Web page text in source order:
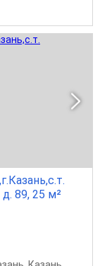
89, 25 м²